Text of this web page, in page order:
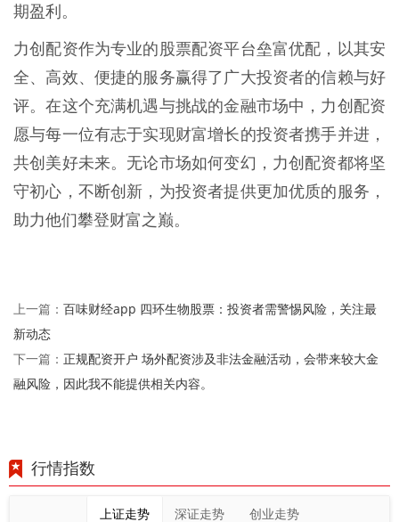
期盈利。
力创配资作为专业的股票配资平台垒富优配，以其安
全、高效、便捷的服务赢得了广大投资者的信赖与好
评。在这个充满机遇与挑战的金融市场中，力创配资
愿与每一位有志于实现财富增长的投资者携手并进，
共创美好未来。无论市场如何变幻，力创配资都将坚
守初心，不断创新，为投资者提供更加优质的服务，
助力他们攀登财富之巅。
上一篇： 百味财经app 四环生物股票：投资者需警惕风险，关注最
新动态
下一篇： 正规配资开户 场外配资涉及非法金融活动，会带来较大金
融风险，因此我不能提供相关内容。
行情指数
上证走势 深证走势 创业走势